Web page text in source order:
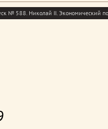
№ 588. Николай II. Экономический